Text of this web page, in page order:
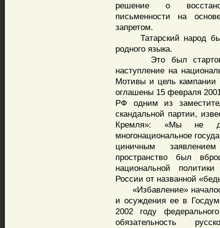
решение о
письменности на
запретом.
Татарский народ был
родного языка.
Это был стартовый
наступление на
Мотивы и цель кампании
оглашены 15 февраля
РФ одним из
скандальной партии,
Кремля»: «Мы не
многонациональное
циничным
пространство был
национальной
России от названной
«Избавление»
и осуждения ее в
2002 году
обязательность